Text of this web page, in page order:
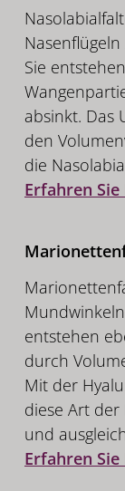
Sie
absinkt. Das
den
die
Erfahren
entstehen
durch
Mit der
diese Art
und
Erfahren